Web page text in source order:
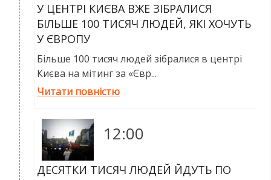
У ЦЕНТРІ КИЄВА ВЖЕ ЗІБРАЛИСЯ
БІЛЬШЕ 100 ТИСЯЧ ЛЮДЕЙ, ЯКІ ХОЧУТЬ
У ЄВРОПУ
Більше 100 тисяч людей зібралися в центрі
Києва на мітинг за «Євр...
Читати повністю
12:00
ДЕСЯТКИ ТИСЯЧ ЛЮДЕЙ ЙДУТЬ ПО